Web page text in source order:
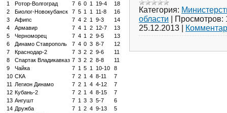
1
Ротор-Волгоград 7 6 0 1 19-4
18
2
Биолог-Новокубанск 7 5 1 1 11-8
16
3
Афипс 7 4 2 1 9-3
14
4
Армавир 7 4 1 2 12-7
13
5
Черноморец 7 4 1 2 9-5
13
6
Динамо Ставрополь 7 4 0 3 8-7
12
7
Краснодар-2 7 3 2 2 9-6
11
8
Спартак Владикавказ 7 3 2 2 8-8
11
9
Чайка 7 1 5 1 10-10
8
10 СКА 7 2 1 4 8-11
7
11
Легион Динамо 7 2 1 4 4-12
7
12 Кубань-2 7 2 1 4 8-15
7
13 Ангушт 7 1 3 3 5-7
6
14 Дружба 7 1 2 4 9-13
5
Категория:
области
Просмотров:
25.12.2013